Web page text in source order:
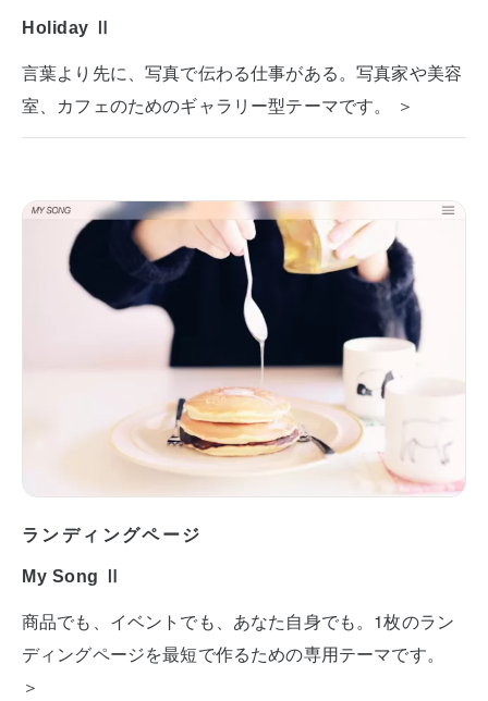
Holiday Ⅱ
言葉より先に、写真で伝わる仕事がある。写真家や美容
室、カフェのためのギャラリー型テーマです。 ＞
ランディングページ
My Song Ⅱ
商品でも、イベントでも、あなた自身でも。1枚のラン
ディングページを最短で作るための専用テーマです。
＞